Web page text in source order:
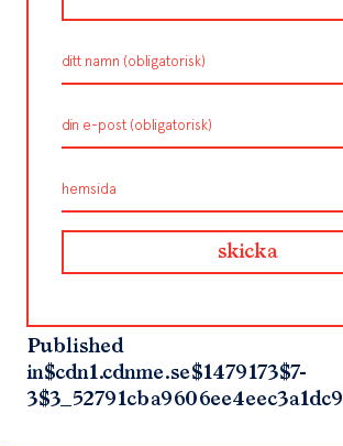
Published
in$cdn1.cdnme.se$1479173$7-
3$3_52791cba9606ee4eec3a1dc9